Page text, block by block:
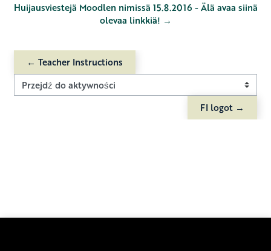
Huijausviestejä Moodlen nimissä 15.8.2016 - Älä avaa siinä
olevaa linkkiä! →
← Teacher Instructions
Przejdź do aktywności
FI logot →